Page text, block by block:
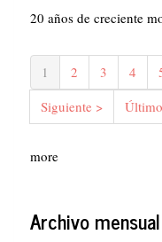
20 años de creciente
Paginación
Página
actual
1 Página
2 Página
3 4
Siguiente
página
Siguiente >
Última
página
more
Archivo mensual